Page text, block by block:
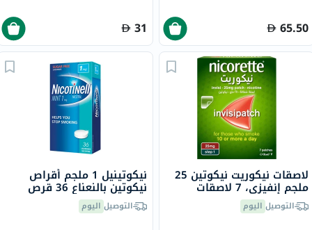
65.50
31
لاصقات نيكوريت نيكوتين 25
ملجم إنفيزي، 7 لاصقات
التوصيل اليوم
نيكوتينيل 1 ملجم أقراص
نيكوتين بالنعناع 36 قرص
التوصيل اليوم